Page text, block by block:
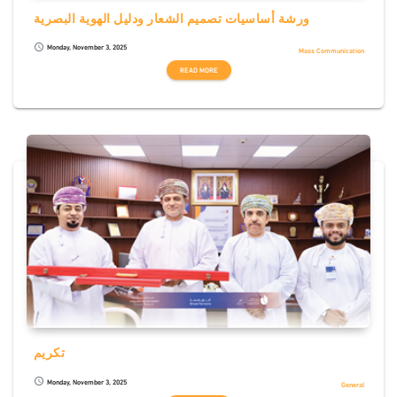
ورشة أساسيات تصميم الشعار ودليل الهوية البصرية
schedule Monday, November 3, 2025
Mass Communication
READ MORE
تكريم
schedule Monday, November 3, 2025
General